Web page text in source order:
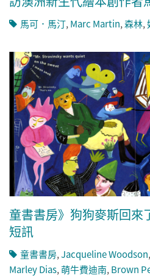
馬可．馬汀, Marc Martin,森林,
童書書房》狗狗麥斯回來
短訊
童書書房,Jacqueline Woodson,
Marley Dias, 萌牛費迪南, Brown